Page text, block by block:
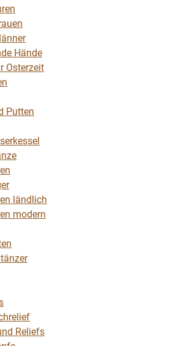
Hände
Osterzeit
Putten
ländlich
modern
Reliefs